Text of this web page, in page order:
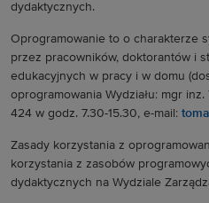
dydaktycznych.
Oprogramowanie to o charakterze
przez pracowników, doktorantów i
edukacyjnych w pracy i w domu
oprogramowania Wydziału: mgr
424 w godz. 7.30-15.30, e-mail:
Zasady korzystania z
korzystania z zasobów
dydaktycznych na Wydziale